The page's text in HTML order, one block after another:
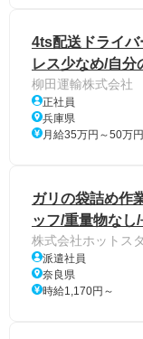
4ts配送ドライバ
レス少なめ/自分
柳田運輸株式会社
正社員
兵庫県
月給35万円～50万円
ガリの袋詰め作
ッフ/重量物なし
株式会社ホットス
派遣社員
奈良県
時給1,170円～